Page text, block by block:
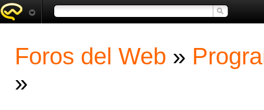
Foros del Web »
»